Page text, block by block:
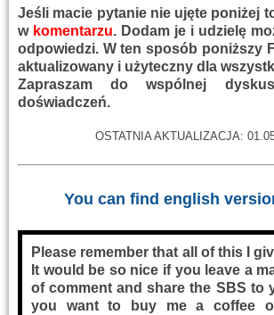
Jeśli macie pytanie nie ujęte poniżej
w komentarzu. Dodam je i udzielę
odpowiedzi. W ten sposób poniższy
aktualizowany i użyteczny dla
Zapraszam do wspólnej
doświadczeń.
OSTATNIA AKTUALIZACJA:
You can find english
Please remember that all of this I
It would be so nice if you leave a
of comment and share the SBS to
you want to buy me a coffee